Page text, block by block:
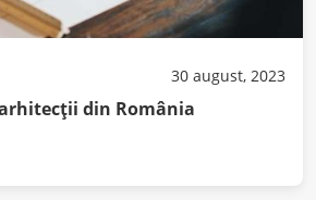
30 august, 2023
din România